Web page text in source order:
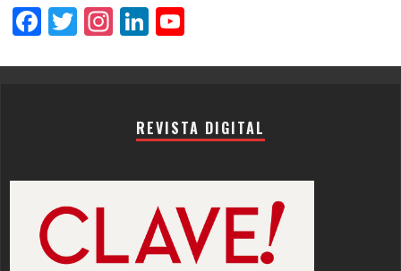
Facebook
Twitter
Instagram
LinkedIn
REVISTA DIGITAL